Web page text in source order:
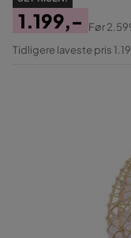
Pris
1.199,-
Original
Før
Tidligere laveste pris